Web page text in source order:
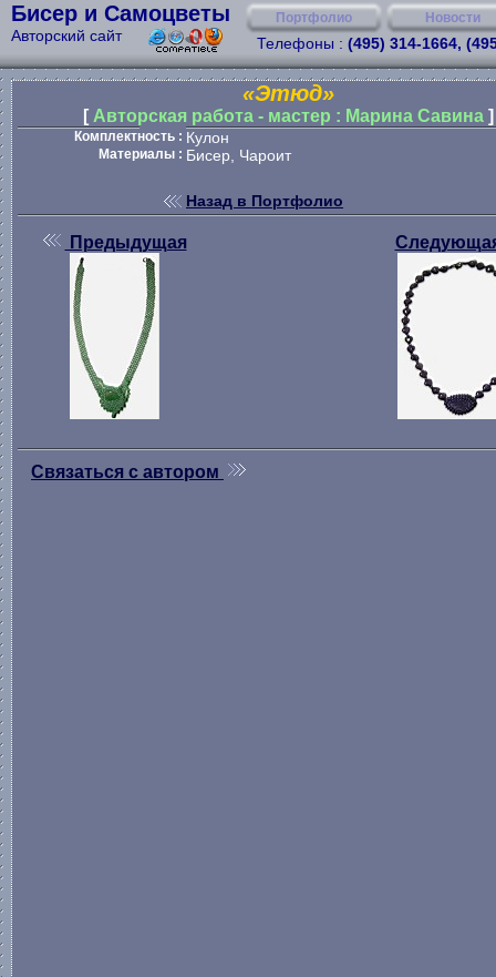
Бисер и Самоцветы
Авторский сайт
Портфолио Новости
Телефоны : (495) 314-1664,
«Этюд»
[Авторская работа - мастер : Марина Савина ]
Комплектность : Кулон
Материалы : Бисер, Чароит
Назад в Портфолио
Предыдущая
Связаться с автором